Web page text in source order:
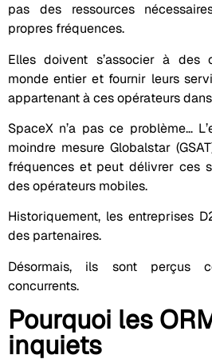
pas des ressources
propres fréquences.
Elles doivent s’associer à des
monde entier et fournir leurs
appartenant à ces opérateurs
SpaceX n’a pas ce problème…
moindre mesure Globalstar
fréquences et peut délivrer ces
des opérateurs mobiles.
Historiquement, les entreprises
des partenaires.
Désormais, ils sont perçus
concurrents.
Pourquoi les
inquiets